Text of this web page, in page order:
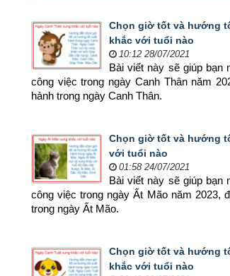
Chọn giờ tốt và hướng
khắc với tuổi nào
10:12 28/07/2021
Bài viết này sẽ giúp
công việc trong ngày Canh Thân năm
hành trong ngày Canh Thân.
Chọn giờ tốt và hướng
với tuổi nào
01:58 24/07/2021
Bài viết này sẽ giúp
công việc trong ngày Ất Mão năm 2023,
trong ngày Ất Mão.
Chọn giờ tốt và hướng
khắc với tuổi nào